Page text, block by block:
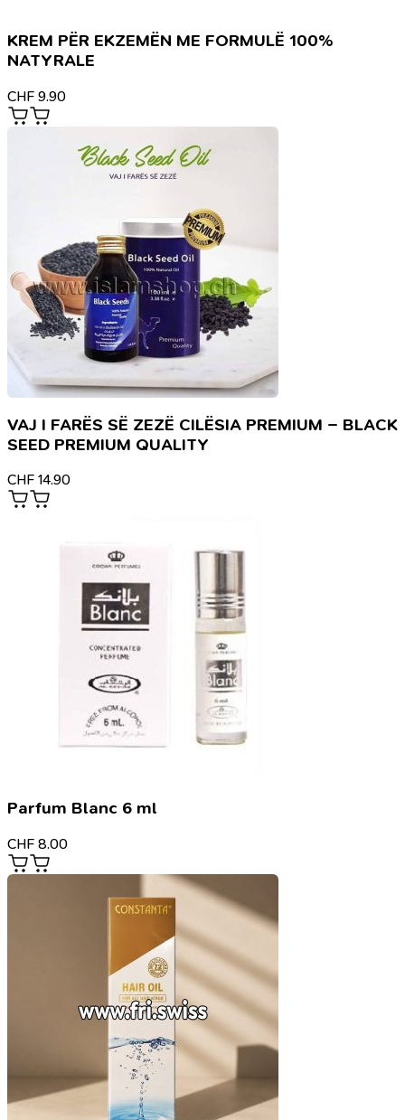
KREM PËR EKZEMËN ME FORMULË 100%
NATYRALE
CHF 9.90
VAJ I FARËS SË ZEZË CILËSIA PREMIUM – BLACK
SEED PREMIUM QUALITY
CHF 14.90
Parfum Blanc 6 ml
CHF 8.00